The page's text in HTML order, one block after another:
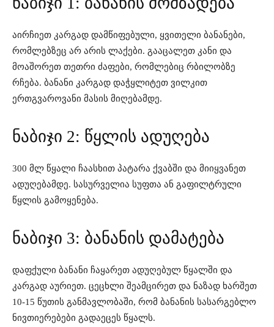
აირჩიეთ კარგად დამწიფებული, ყვითელი ბანანები,
რომლებზეც არ არის ლაქები. გააცალეთ კანი და
მოაშორეთ თეთრი ძაფები, რომლებიც რბილობზე
რჩება. ბანანი კარგად დაჭყლიტეთ ვილკით
ერთგვაროვანი მასის მიღებამდე.
ნაბიჯი 2: წყლის ადუღება
300 მლ წყალი ჩაასხით პატარა ქვაბში და მიიყვანეთ
ადუღებამდე. სასურველია სუფთა ან გაფილტრული
წყლის გამოყენება.
ნაბიჯი 3: ბანანის დამატება
დაფქული ბანანი ჩაყარეთ ადუღებულ წყალში და
კარგად აურიეთ. ცეცხლი შეამცირეთ და ნაზად ხარშეთ
10-15 წუთის განმავლობაში, რომ ბანანის სასარგებლო
ნივთიერებები გადაეცეს წყალს.